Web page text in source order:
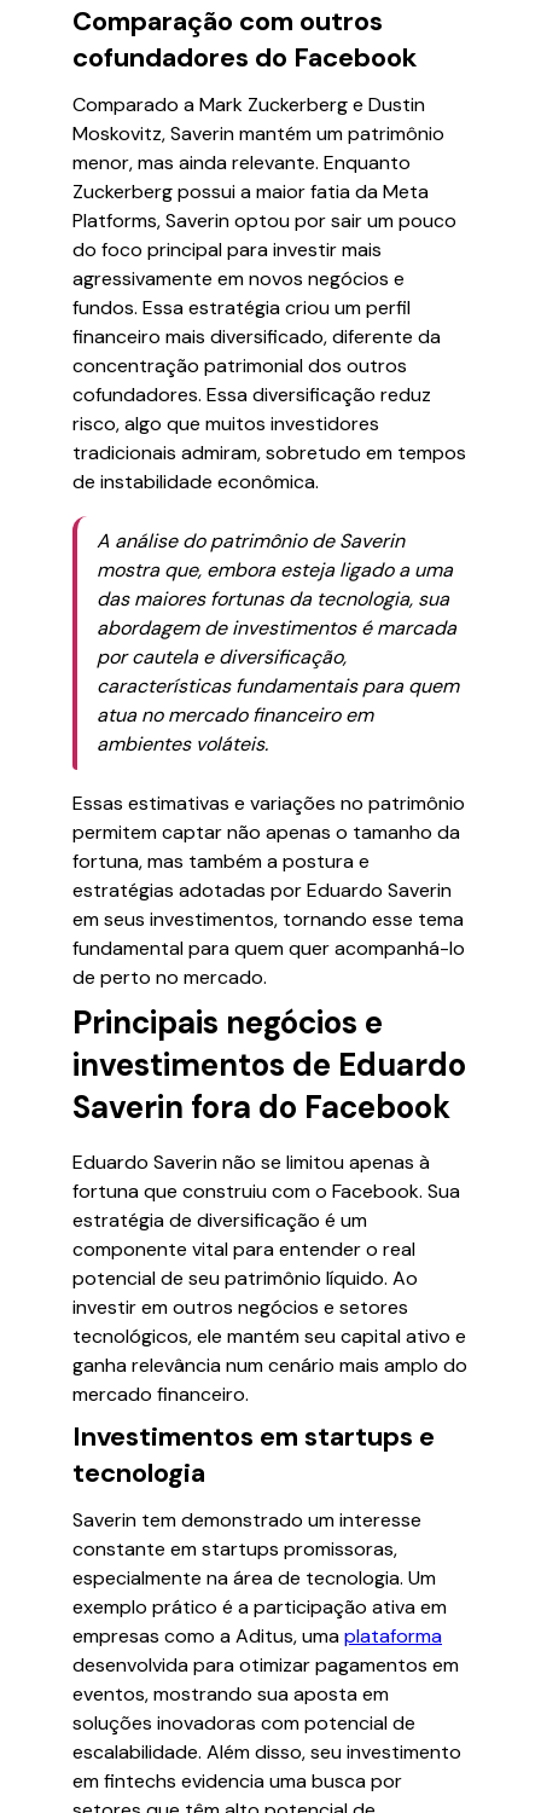
Comparação com outros
cofundadores do Facebook
Comparado a Mark Zuckerberg e Dustin
Moskovitz, Saverin mantém um patrimônio
menor, mas ainda relevante. Enquanto
Zuckerberg possui a maior fatia da Meta
Platforms, Saverin optou por sair um pouco
do foco principal para investir mais
agressivamente em novos negócios e
fundos. Essa estratégia criou um perfil
financeiro mais diversificado, diferente da
concentração patrimonial dos outros
cofundadores. Essa diversificação reduz
risco, algo que muitos investidores
tradicionais admiram, sobretudo em tempos
de instabilidade econômica.
A análise do patrimônio de Saverin
mostra que, embora esteja ligado a uma
das maiores fortunas da tecnologia, sua
abordagem de investimentos é marcada
por cautela e diversificação,
características fundamentais para quem
atua no mercado financeiro em
ambientes voláteis.
Essas estimativas e variações no patrimônio
permitem captar não apenas o tamanho da
fortuna, mas também a postura e
estratégias adotadas por Eduardo Saverin
em seus investimentos, tornando esse tema
fundamental para quem quer acompanhá-lo
de perto no mercado.
Principais negócios e
investimentos de Eduardo
Saverin fora do Facebook
Eduardo Saverin não se limitou apenas à
fortuna que construiu com o Facebook. Sua
estratégia de diversificação é um
componente vital para entender o real
potencial de seu patrimônio líquido. Ao
investir em outros negócios e setores
tecnológicos, ele mantém seu capital ativo e
ganha relevância num cenário mais amplo do
mercado financeiro.
Investimentos em startups e
tecnologia
Saverin tem demonstrado um interesse
constante em startups promissoras,
especialmente na área de tecnologia. Um
exemplo prático é a participação ativa em
empresas como a Aditus, umaplataforma
desenvolvida para otimizar pagamentos em
eventos, mostrando sua aposta em
soluções inovadoras com potencial de
escalabilidade. Além disso, seu investimento
em fintechs evidencia uma busca por